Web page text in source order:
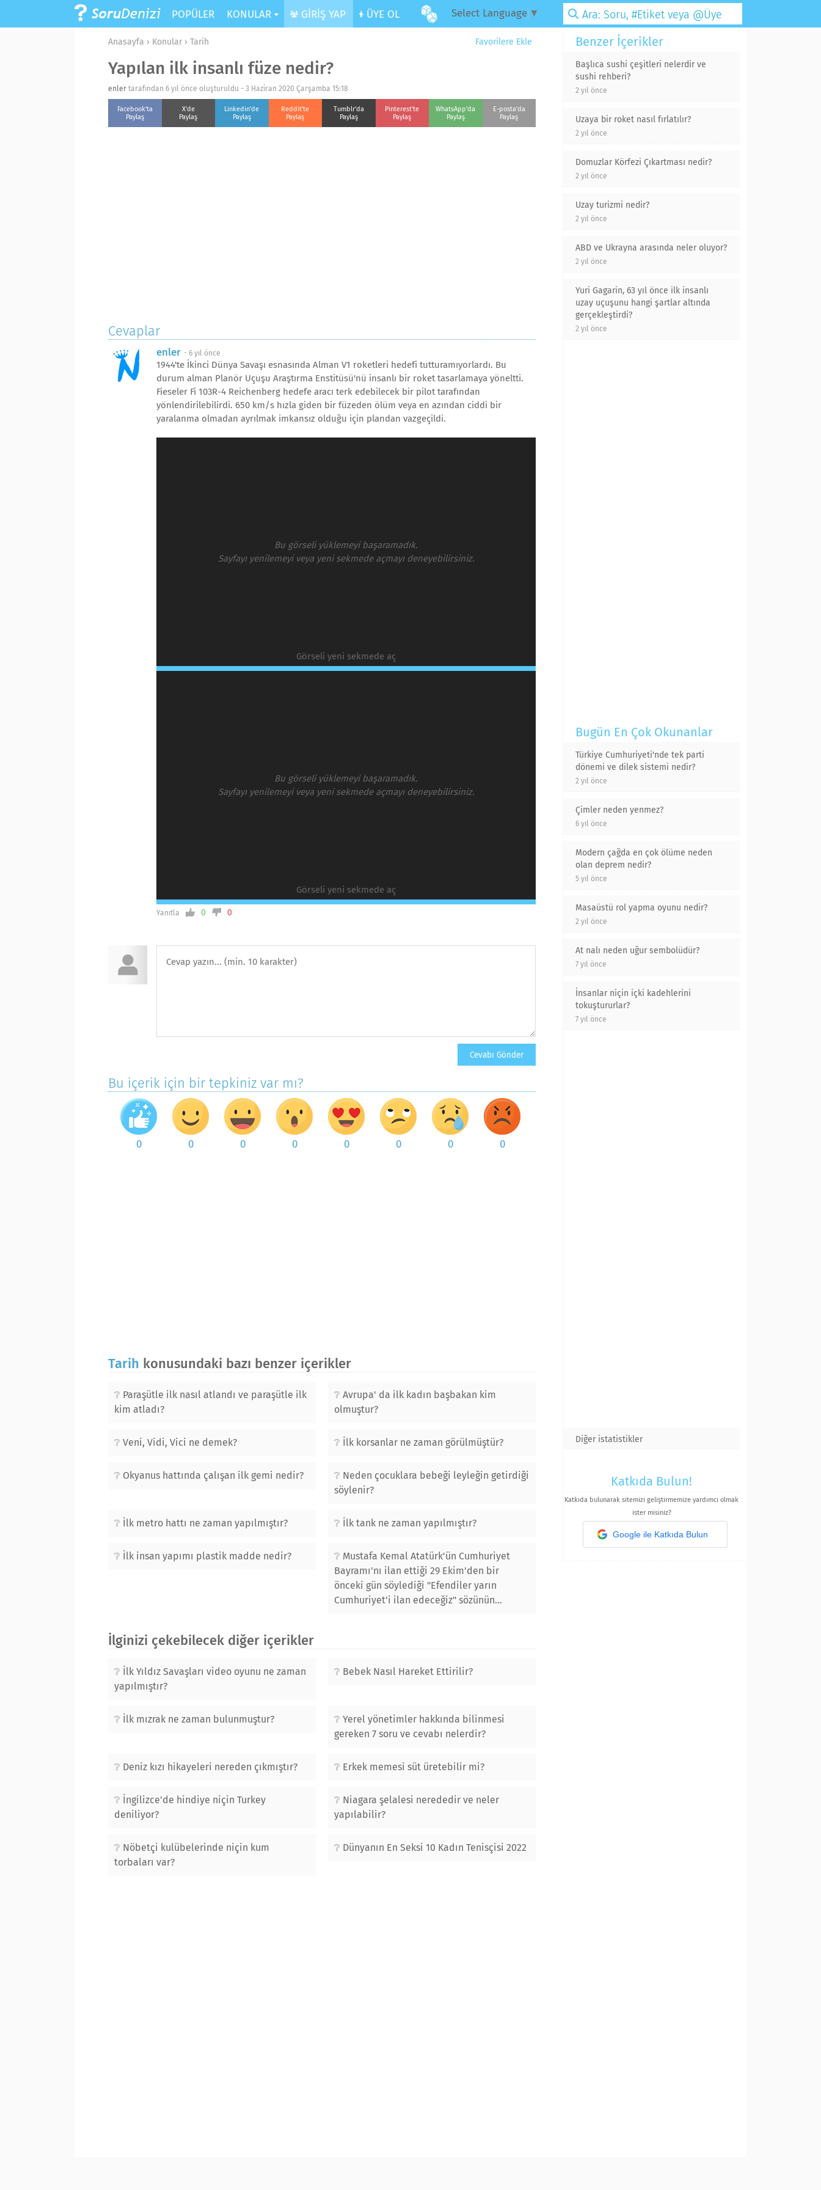
POPÜLER KONULAR GİRİŞ YAP ÜYE OL Select Language ▼
Favorilere Ekle
Anasayfa › Konular › Tarih
Yapılan ilk insanlı füze nedir?
enler tarafından 6 yıl önce oluşturuldu - 3 Haziran 2020 Çarşamba 15:18
Facebook'ta
Paylaş
X'de
Paylaş
Linkedin'de
Paylaş
Reddit'te
Paylaş
Tumblr'da
Paylaş
Pinterest'te
Paylaş
WhatsApp'da
Paylaş
E-posta'da
Paylaş
Cevaplar
enler - 6 yıl önce
1944'te İkinci Dünya Savaşı esnasında Alman V1 roketleri hedefi tutturamıyorlardı. Bu
durum alman Planör Uçuşu Araştırma Enstitüsü'nü insanlı bir roket tasarlamaya yöneltti.
Fieseler Fi 103R-4 Reichenberg hedefe aracı terk edebilecek bir pilot tarafından
yönlendirilebilirdi. 650 km/s hızla giden bir füzeden ölüm veya en azından ciddi bir
yaralanma olmadan ayrılmak imkansız olduğu için plandan vazgeçildi.
Bu görseli yüklemeyi başaramadık.
Sayfayı yenilemeyi veya yeni sekmede açmayı deneyebilirsiniz.
Görseli yeni sekmede aç
Bu görseli yüklemeyi başaramadık.
Sayfayı yenilemeyi veya yeni sekmede açmayı deneyebilirsiniz.
Görseli yeni sekmede aç
Yanıtla 0 0
Bu içerik için bir tepkiniz var mı?
0 0 0 0 0 0 0 0
Tarih konusundaki bazı benzer içerikler
Paraşütle ilk nasıl atlandı ve paraşütle ilk
kim atladı?
Avrupa' da ilk kadın başbakan kim
olmuştur?
Veni, Vidi, Vici ne demek? İlk korsanlar ne zaman görülmüştür?
Okyanus hattında çalışan ilk gemi nedir?
Neden çocuklara bebeği leyleğin getirdiği
söylenir?
İlk metro hattı ne zaman yapılmıştır? İlk tank ne zaman yapılmıştır?
İlk insan yapımı plastik madde nedir?
Mustafa Kemal Atatürk'ün Cumhuriyet
Bayramı'nı ilan ettiği 29 Ekim'den bir
önceki gün söylediği "Efendiler yarın
Cumhuriyet'i ilan edeceğiz" sözünün...
İlginizi çekebilecek diğer içerikler
İlk Yıldız Savaşları video oyunu ne zaman
yapılmıştır?
Bebek Nasıl Hareket Ettirilir?
İlk mızrak ne zaman bulunmuştur?
Yerel yönetimler hakkında bilinmesi
gereken 7 soru ve cevabı nelerdir?
Deniz kızı hikayeleri nereden çıkmıştır? Erkek memesi süt üretebilir mi?
İngilizce'de hindiye niçin Turkey
deniliyor?
Niagara şelalesi nerededir ve neler
yapılabilir?
Nöbetçi kulübelerinde niçin kum
torbaları var?
Dünyanın En Seksi 10 Kadın Tenisçisi 2022
Benzer İçerikler
Başlıca sushi çeşitleri nelerdir ve
sushi rehberi?
2 yıl önce
Uzaya bir roket nasıl fırlatılır?
2 yıl önce
Domuzlar Körfezi Çıkartması nedir?
2 yıl önce
Uzay turizmi nedir?
2 yıl önce
ABD ve Ukrayna arasında neler oluyor?
2 yıl önce
Yuri Gagarin, 63 yıl önce ilk insanlı
uzay uçuşunu hangi şartlar altında
gerçekleştirdi?
2 yıl önce
Bugün En Çok Okunanlar
Türkiye Cumhuriyeti'nde tek parti
dönemi ve dilek sistemi nedir?
2 yıl önce
Çimler neden yenmez?
6 yıl önce
Modern çağda en çok ölüme neden
olan deprem nedir?
5 yıl önce
Masaüstü rol yapma oyunu nedir?
2 yıl önce
At nalı neden uğur sembolüdür?
7 yıl önce
İnsanlar niçin içki kadehlerini
tokuştururlar?
7 yıl önce
Diğer istatistikler
Katkıda Bulun!
Katkıda bulunarak sitemizi geliştirmemize yardımcı olmak
ister misiniz?
Google ile Katkıda Bulun